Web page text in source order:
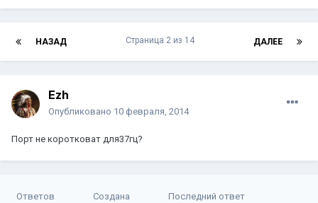
НАЗАД ДАЛЕЕ
Страница 2 из 14
Ezh
Опубликовано 10 февраля, 2014
Порт не коротковат для37гц?
Ответов Создана Последний ответ